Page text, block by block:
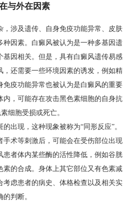
与外在因素
涉及遗传、自身免疫功能异常、皮肤
因素。白癜风被认为是一种多基因遗
因相关。但是，具有白癜风遗传易感
还需要一些环境因素的诱发，例如精
疫功能异常也被认为是白癜风的重要
，可能存在攻击黑色素细胞的自身抗
细胞受损或死亡。
出现，这种现象被称为“同形反应”。
术等刺激后，可能会在受伤部位出现
患者体内某些酶的活性降低，例如谷胱
的合成。身体上其它部位又有色素减
虑患者的病史、体格检查以及相关实
判断。